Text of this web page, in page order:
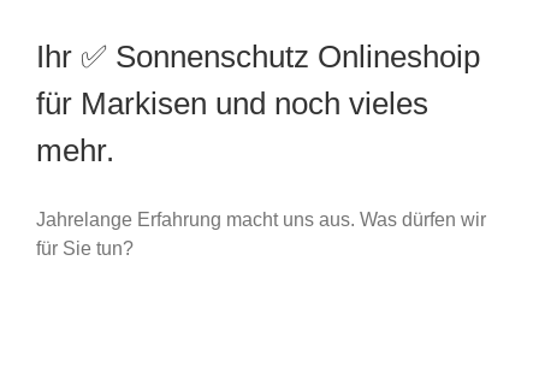
Ihr ✅ Sonnenschutz Onlineshoip
für Markisen und noch vieles
mehr.
Jahrelange Erfahrung macht uns aus. Was dürfen wir
für Sie tun?